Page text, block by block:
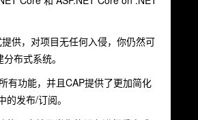
供，对项目无任何入侵，你仍然可
布式系统。
有功能，并且CAP提供了更加简化
发布/订阅。